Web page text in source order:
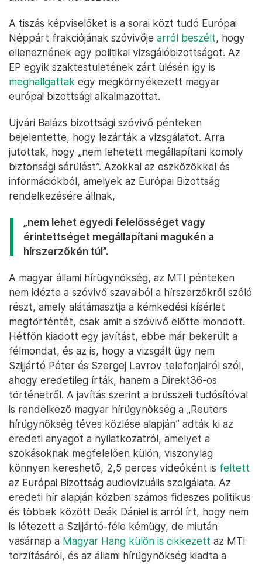
A tiszás képviselőket is a sorai közt tudó Európai
Néppárt frakciójának szóvivője arról beszélt, hogy
elleneznének egy politikai vizsgálóbizottságot. Az
EP egyik szaktestületének zárt ülésén így is
meghallgattak egy megkörnyékezett magyar
európai bizottsági alkalmazottat.
Ujvári Balázs bizottsági szóvivő pénteken
bejelentette, hogy lezárták a vizsgálatot. Arra
jutottak, hogy „nem lehetett megállapítani komoly
biztonsági sérülést”. Azokkal az eszközökkel és
információkból, amelyek az Európai Bizottság
rendelkezésére állnak,
„nem lehet egyedi felelősséget vagy
érintettséget megállapítani magukén a
hírszerzőkén túl”.
A magyar állami hírügynökség, az MTI pénteken
nem idézte a szóvivő szavaiból a hírszerzőkről szóló
részt, amely alátámasztja a kémkedési kísérlet
megtörténtét, csak amit a szóvivő előtte mondott.
Hétfőn kiadott egy javítást, ebbe már bekerült a
félmondat, és az is, hogy a vizsgált ügy nem
Szijjártó Péter és Szergej Lavrov telefonjairól szól,
ahogy eredetileg írták, hanem a Direkt36-os
történetről. A javítás szerint a brüsszeli tudósítóval
is rendelkező magyar hírügynökség a „Reuters
hírügynökség téves közlése alapján” adták ki az
eredeti anyagot a nyilatkozatról, amelyet a
szokásoknak megfelelően külön, viszonylag
könnyen kereshető, 2,5 perces videóként is feltett
az Európai Bizottság audiovizuális szolgálata. Az
eredeti hír alapján közben számos fideszes politikus
és többek között Deák Dániel is arról írt, hogy nem
is létezett a Szijjártó-féle kémügy, de miután
vasárnap a Magyar Hang külön is cikkezett az MTI
torzításáról, és az állami hírügynökség kiadta a